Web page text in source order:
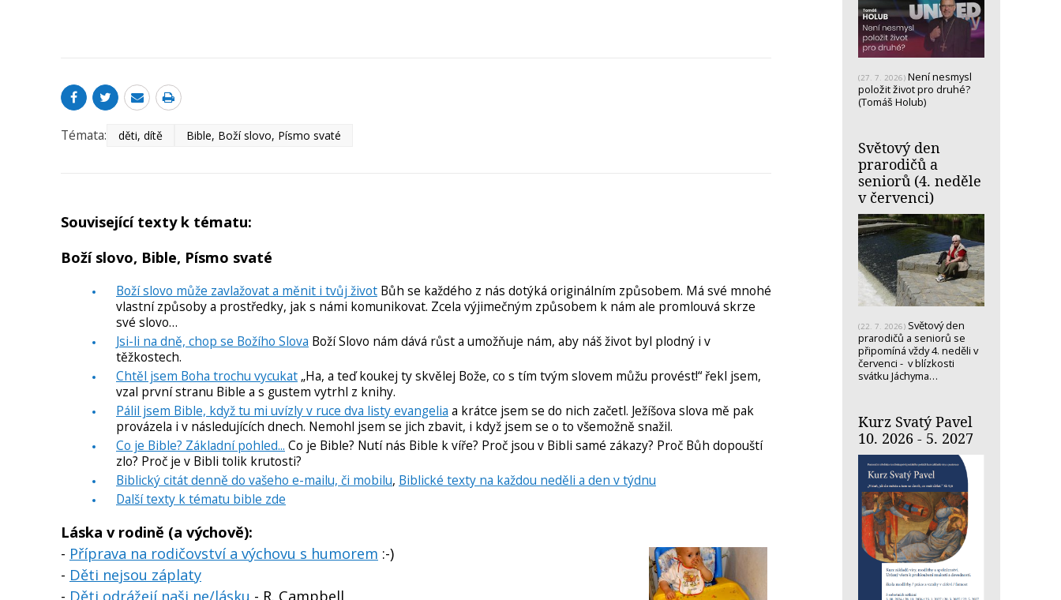
Témata: děti, dítě Bible, Boží slovo, Písmo svaté
Související texty k tématu:
Boží slovo, Bible, Písmo svaté
Boží slovo může zavlažovat a měnit i tvůj život Bůh se každého z nás dotýká originálním způsobem. Má své mnohé
vlastní způsoby a prostředky, jak s námi komunikovat. Zcela výjimečným způsobem k nám ale promlouvá skrze
své slovo…
Jsi-li na dně, chop se Božího Slova Boží Slovo nám dává růst a umožňuje nám, aby náš život byl plodný i v
těžkostech.
Chtěl jsem Boha trochu vycukat„Ha, a teď koukej ty skvělej Bože, co s tím tvým slovem můžu provést!“ řekl jsem,
vzal první stranu Bible a s gustem vytrhl z knihy.
Pálil jsem Bible, když tu mi uvízly v ruce dva listy evangelia a krátce jsem se do nich začetl. Ježíšova slova mě pak
provázela i v následujících dnech. Nemohl jsem se jich zbavit, i když jsem se o to všemožně snažil.
Co je Bible? Základní pohled... Co je Bible? Nutí nás Bible k víře? Proč jsou v Bibli samé zákazy? Proč Bůh dopouští
zlo? Proč je v Bibli tolik krutosti?
Biblický citát denně do vašeho e-mailu, či mobilu, Biblické texty na každou neděli a den v týdnu
Další texty k tématu bible zde
Láska v rodině (a výchově):
- Příprava na rodičovství a výchovu s humorem :-)
- Děti nejsou záplaty
- Děti odrážejí naši ne/lásku - R. Campbell
(27. 7. 2026) Není nesmysl
položit život pro druhé?
(Tomáš Holub)
Světový den
prarodičů a
seniorů (4. neděle
v červenci)
(22. 7. 2026) Světový den
prarodičů a seniorů se
připomíná vždy 4. neděli v
červenci - v blízkosti
svátku Jáchyma…
Kurz Svatý Pavel
10. 2026 - 5. 2027